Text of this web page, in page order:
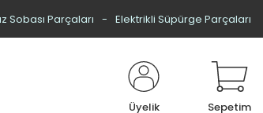
Sobası Parçaları Elektrikli Süpürge Parçaları
Üyelik Sepetim